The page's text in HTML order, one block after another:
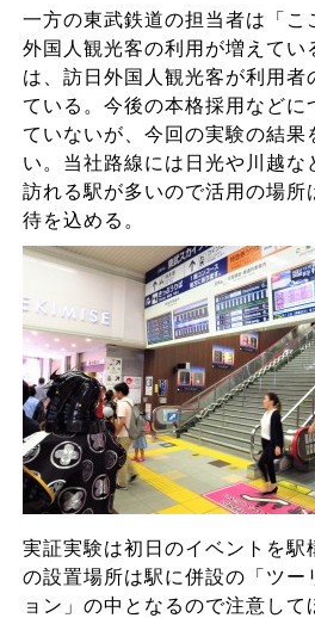
一方の東武鉄道の担当者は「こ
外国人観光客の利用が増えてい
は、訪日外国人観光客が利用者
ている。今後の本格採用などに
ていないが、今回の実験の結果
い。当社路線には日光や川越
訪れる駅が多いので活用の場所
待を込める。
実証実験は初日のイベントを駅
の設置場所は駅に併設の「ツー
ョン」の中となるので注意し